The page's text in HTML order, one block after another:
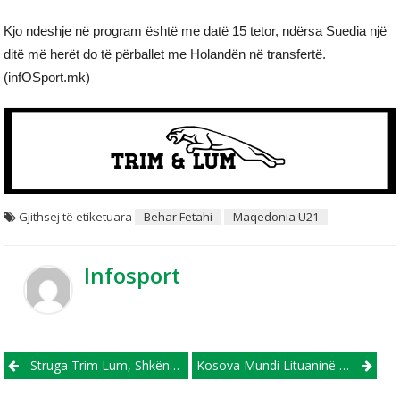
Kjo ndeshje në program është me datë 15 tetor, ndërsa Suedia një
ditë më herët do të përballet me Holandën në transfertë.
(infOSport.mk)
Gjithsej të etiketuara Behar Fetahi Maqedonia U21
Infosport
Post navigation
Struga Trim Lum, Shkëndija Dhe Rabotniçki Pjesë E Asamblesë Së 31-Të, Të Përgjithshme Të Asociacionit Të Klubeve Evropiane – ECA Në Athinë Kosova Mundi Lituaninë Në Kaunas, Barazohet Me Pikë Me Rumaninë!